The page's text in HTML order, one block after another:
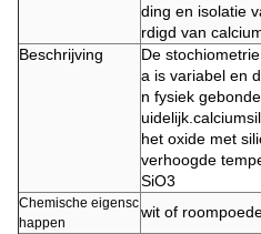
ding en isolatie
rdigd van
Beschrijving
De
a is variabel en
n fysiek
het oxide met
verhoogde
SiO3
Chemische eigensc
happen
wit of